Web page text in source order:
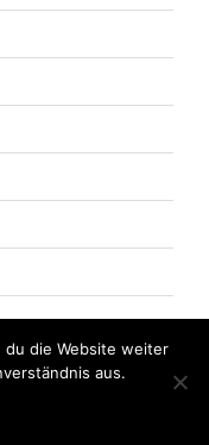
du die Website weiter
aus.